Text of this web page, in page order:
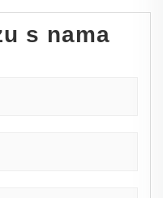
s nama